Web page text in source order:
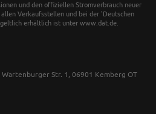
und den offiziellen Stromverbrauch neuer
Verkaufsstellen und bei der 'Deutschen
erhältlich ist unter www.dat.de.
Wartenburger Str. 1 , 06901 Kemberg OT